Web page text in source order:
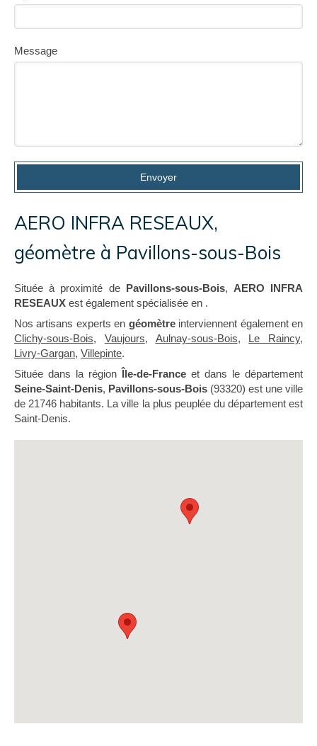
Message
Envoyer
AERO INFRA RESEAUX,
géomètre à Pavillons-sous-Bois
Située à proximité de Pavillons-sous-Bois, AERO INFRA
RESEAUX est également spécialisée en .
Nos artisans experts en géomètreinterviennent également en
Clichy-sous-Bois, Vaujours, Aulnay-sous-Bois, Le Raincy,
Livry-Gargan, Villepinte.
Située dans la région Île-de-France et dans le département
Seine-Saint-Denis, Pavillons-sous-Bois (93320) est une ville
de 21746 habitants. La ville la plus peuplée du département est
Saint-Denis.